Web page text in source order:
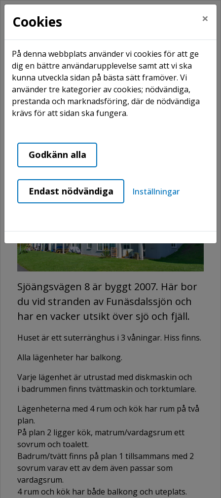
Hem Våra områden
Funäsdalen
Sjöängsvägen 8
Sjöängsvägen 8
Sjöängsvägen 8 är byggt 2007. Här bor
du vid stranden av Funäsdalssjön och
har en vacker utsikt över sjö och fjäll.
Huset är ett suterränghus i 3 våningar. Hiss finns.
Alla lägenheter har balkong.
Varje lägenhet är utrustad med diskmaskin och
i badrummen finns tvättmaskin och torktumlare.
Lägenheterna med 4 rum och kök har rum på två
plan.
På plan 2 ligger kök, matrum/vardagsrum ett
sovrum och toalett.
Badrum/tvätt finns på plan 1 tillsammans med 2
sovrum varav ett av dem även passar som
vardagsrum.
4 rum och kök har både balkong och uteplats.
Cookies ×
På denna webbplats använder vi cookies för att ge
dig en bättre användarupplevelse samt att vi ska
kunna utveckla sidan på bästa sätt framöver. Vi
använder tre kategorier av cookies; nödvändiga,
prestanda och marknadsföring, där de nödvändiga
krävs för att sidan ska fungera.
Godkänn alla
Endast nödvändiga Inställningar